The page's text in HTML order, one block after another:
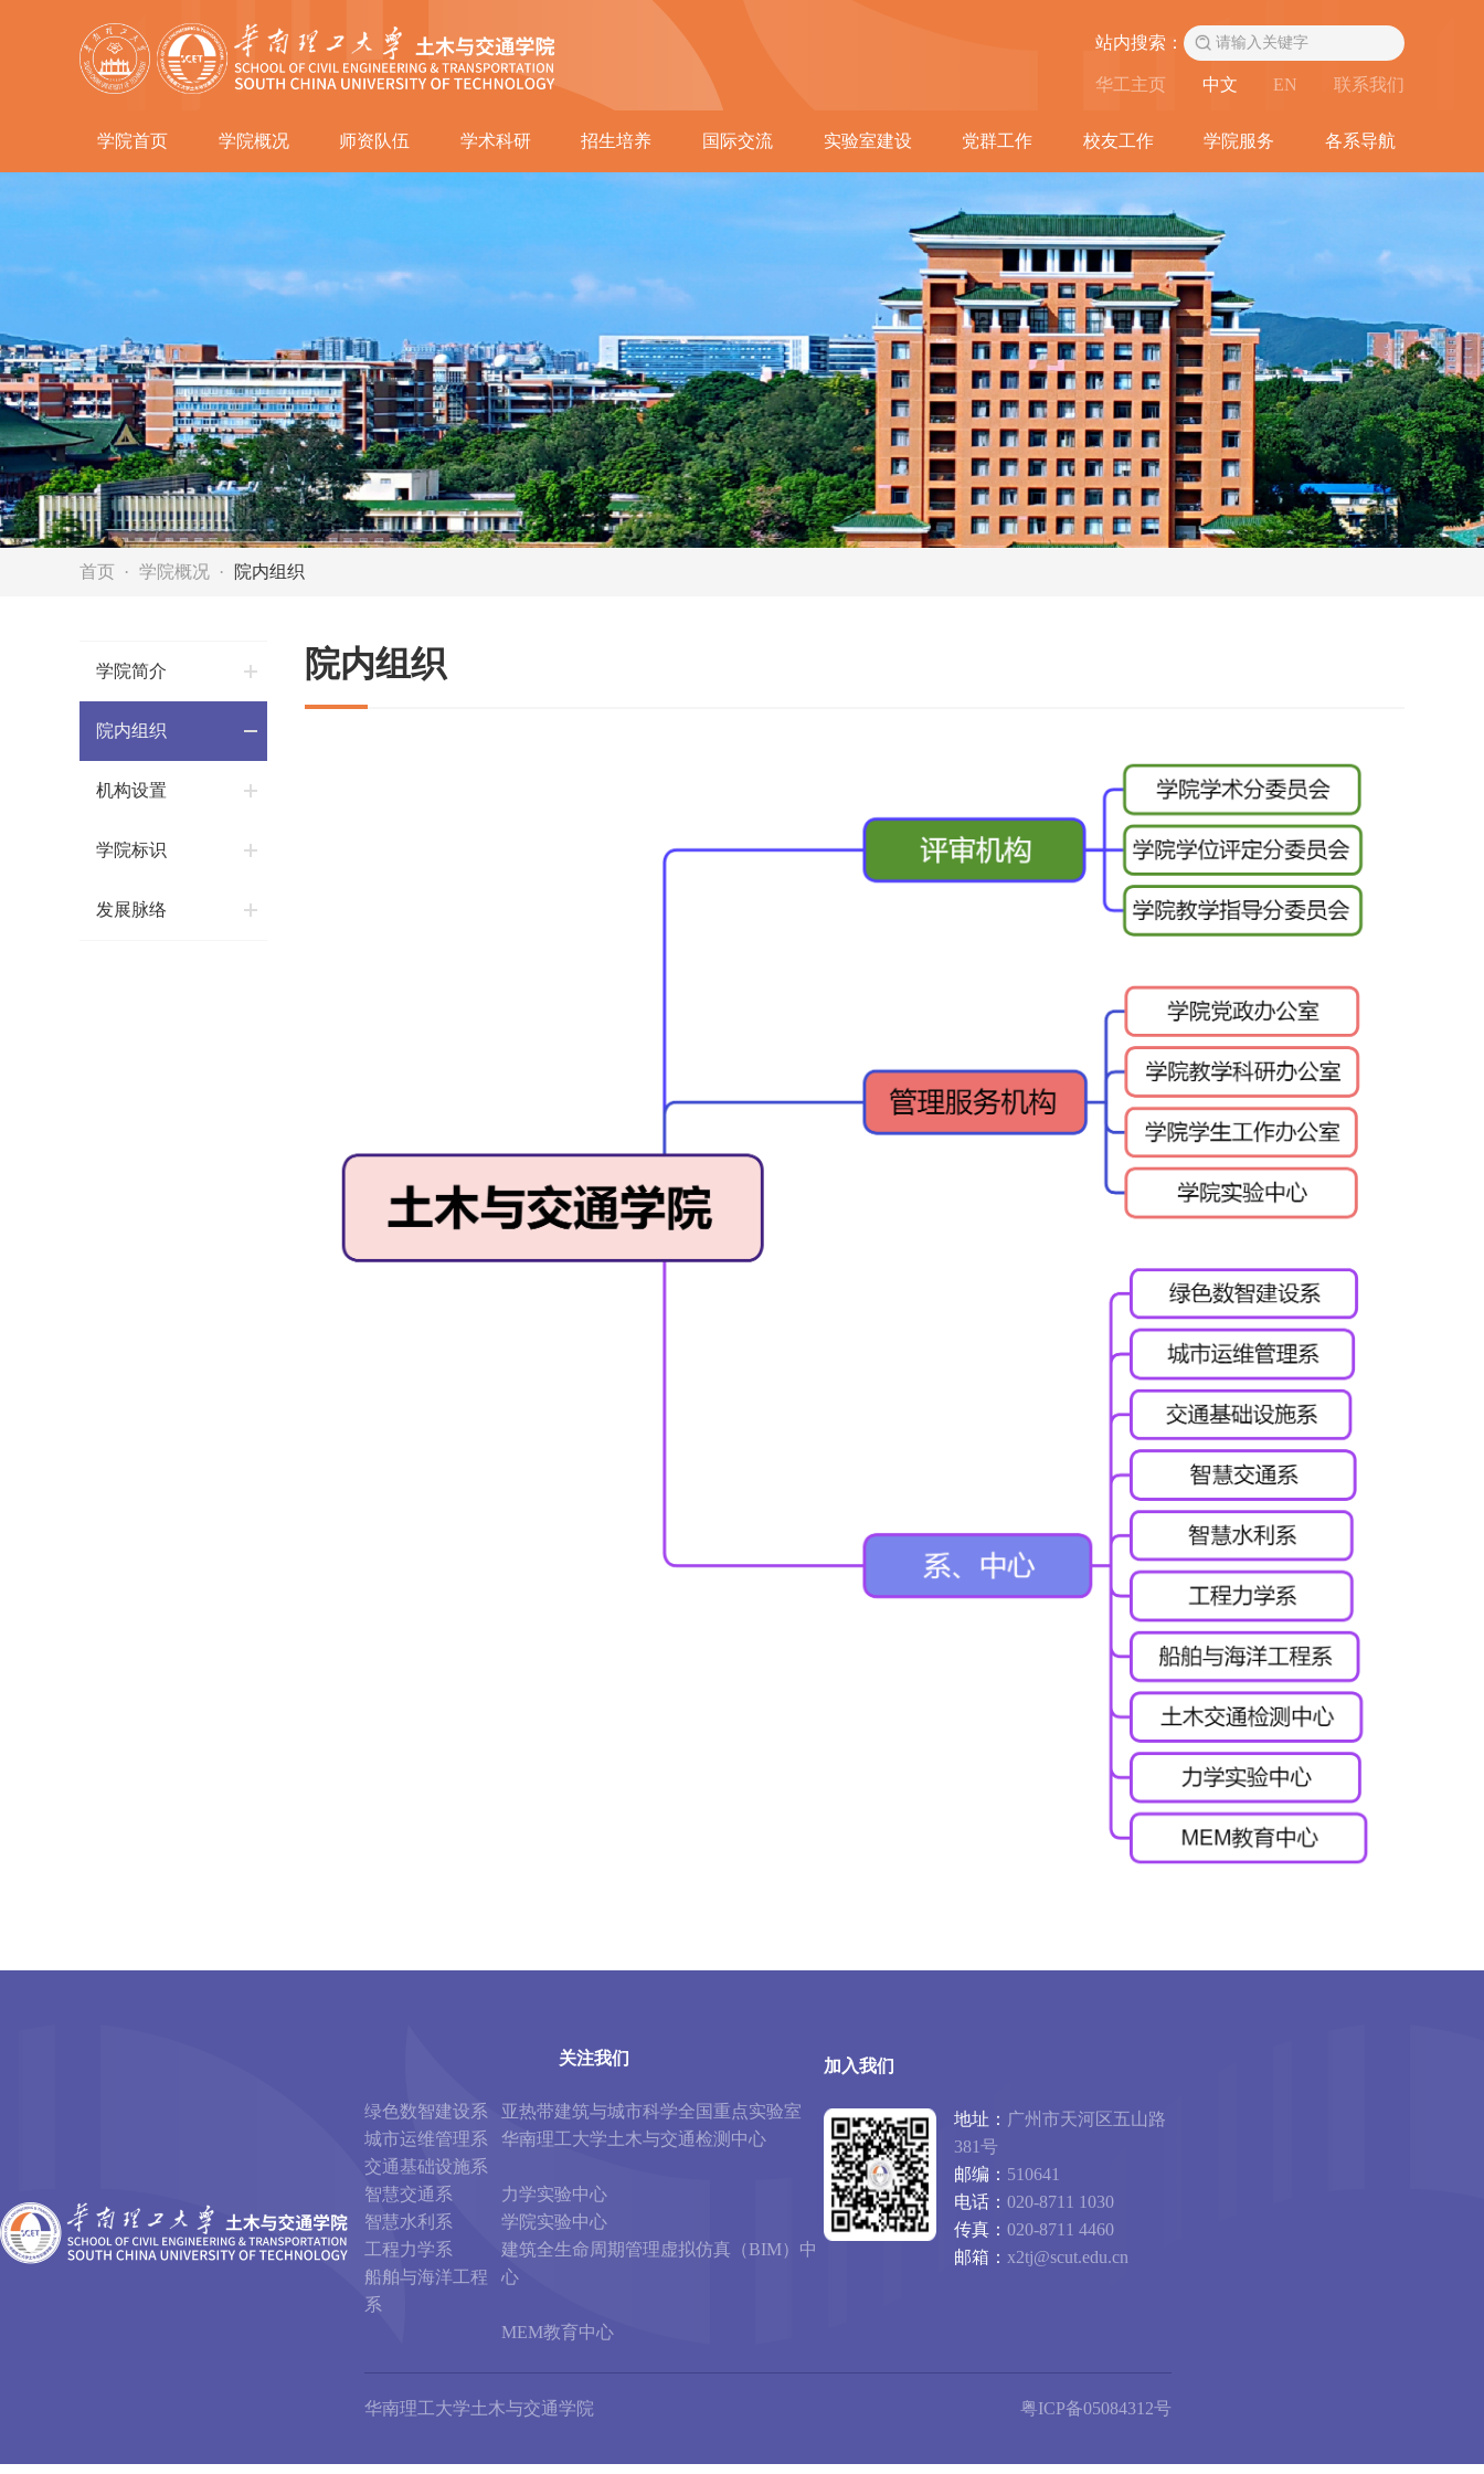
站内搜索：
华工主页 中文 EN 联系我们
学院首页 学院概况 师资队伍 学术科研 招生培养 国际交流 实验室建设 党群工作 校友工作 学院服务 各系导航
首页 学院概况 院内组织
学院简介
院内组织
机构设置
学院标识
发展脉络
院内组织
关注我们
绿色数智建设系
城市运维管理系
交通基础设施系
智慧交通系
智慧水利系
工程力学系
船舶与海洋工程
系
亚热带建筑与城市科学全国重点实验室
华南理工大学土木与交通检测中心
力学实验中心
学院实验中心
建筑全生命周期管理虚拟仿真（BIM）中
心
MEM教育中心
加入我们
地址： 广州市天河区五山路
381号
邮编： 510641
电话： 020-8711 1030
传真： 020-8711 4460
邮箱： x2tj@scut.edu.cn
华南理工大学土木与交通学院 粤ICP备05084312号